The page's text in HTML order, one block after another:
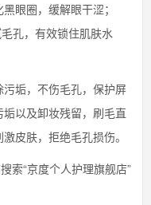
眼圈，缓解眼干涩；
孔，有效锁住肌肤水
垢，不伤毛孔，保护屏
以及卸妆残留，刷毛直
皮肤，拒绝毛孔损伤。
“京度个人护理旗舰店”